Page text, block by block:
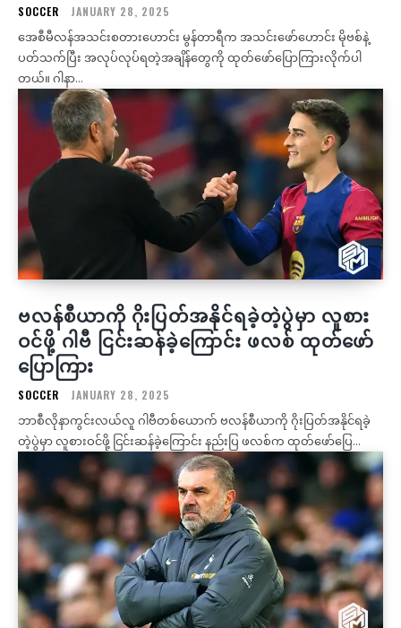
SOCCER JANUARY 28, 2025
အေစီမီလန်အသင်းစတားဟောင်း မွန်တာရီက အသင်းဖော်ဟောင်း မိုဗစ်နဲ့
ပတ်သက်ပြီး အလုပ်လုပ်ရတဲ့အချိန်တွေကို ထုတ်ဖော်ပြောကြားလိုက်ပါ
တယ်။ ဂါနာ...
ဗလန်စီယာကို ဂိုးပြတ်အနိုင်ရခဲ့တဲ့ပွဲမှာ လူစား
ဝင်ဖို့ ဂါဗီ ငြင်းဆန်ခဲ့ကြောင်း ဖလစ် ထုတ်ဖော်
ပြောကြား
SOCCER JANUARY 28, 2025
ဘာစီလိုနာကွင်းလယ်လူ ဂါဗီတစ်ယောက် ဗလန်စီယာကို ဂိုးပြတ်အနိုင်ရခဲ့
တဲ့ပွဲမှာ လူစားဝင်ဖို့ ငြင်းဆန်ခဲ့ကြောင်း နည်းပြ ဖလစ်က ထုတ်ဖော်ပြေ...